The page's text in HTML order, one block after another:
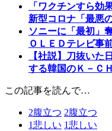
「ワクチンすら
新型コロナ「最悪
ソニーに「最初」
ＯＬＥＤテレビ事
【社説】刀抜いた
する韓国のＫ－Ｃ
この記事を読んで…
2腹立つ 2腹立つ
1悲しい 1悲しい